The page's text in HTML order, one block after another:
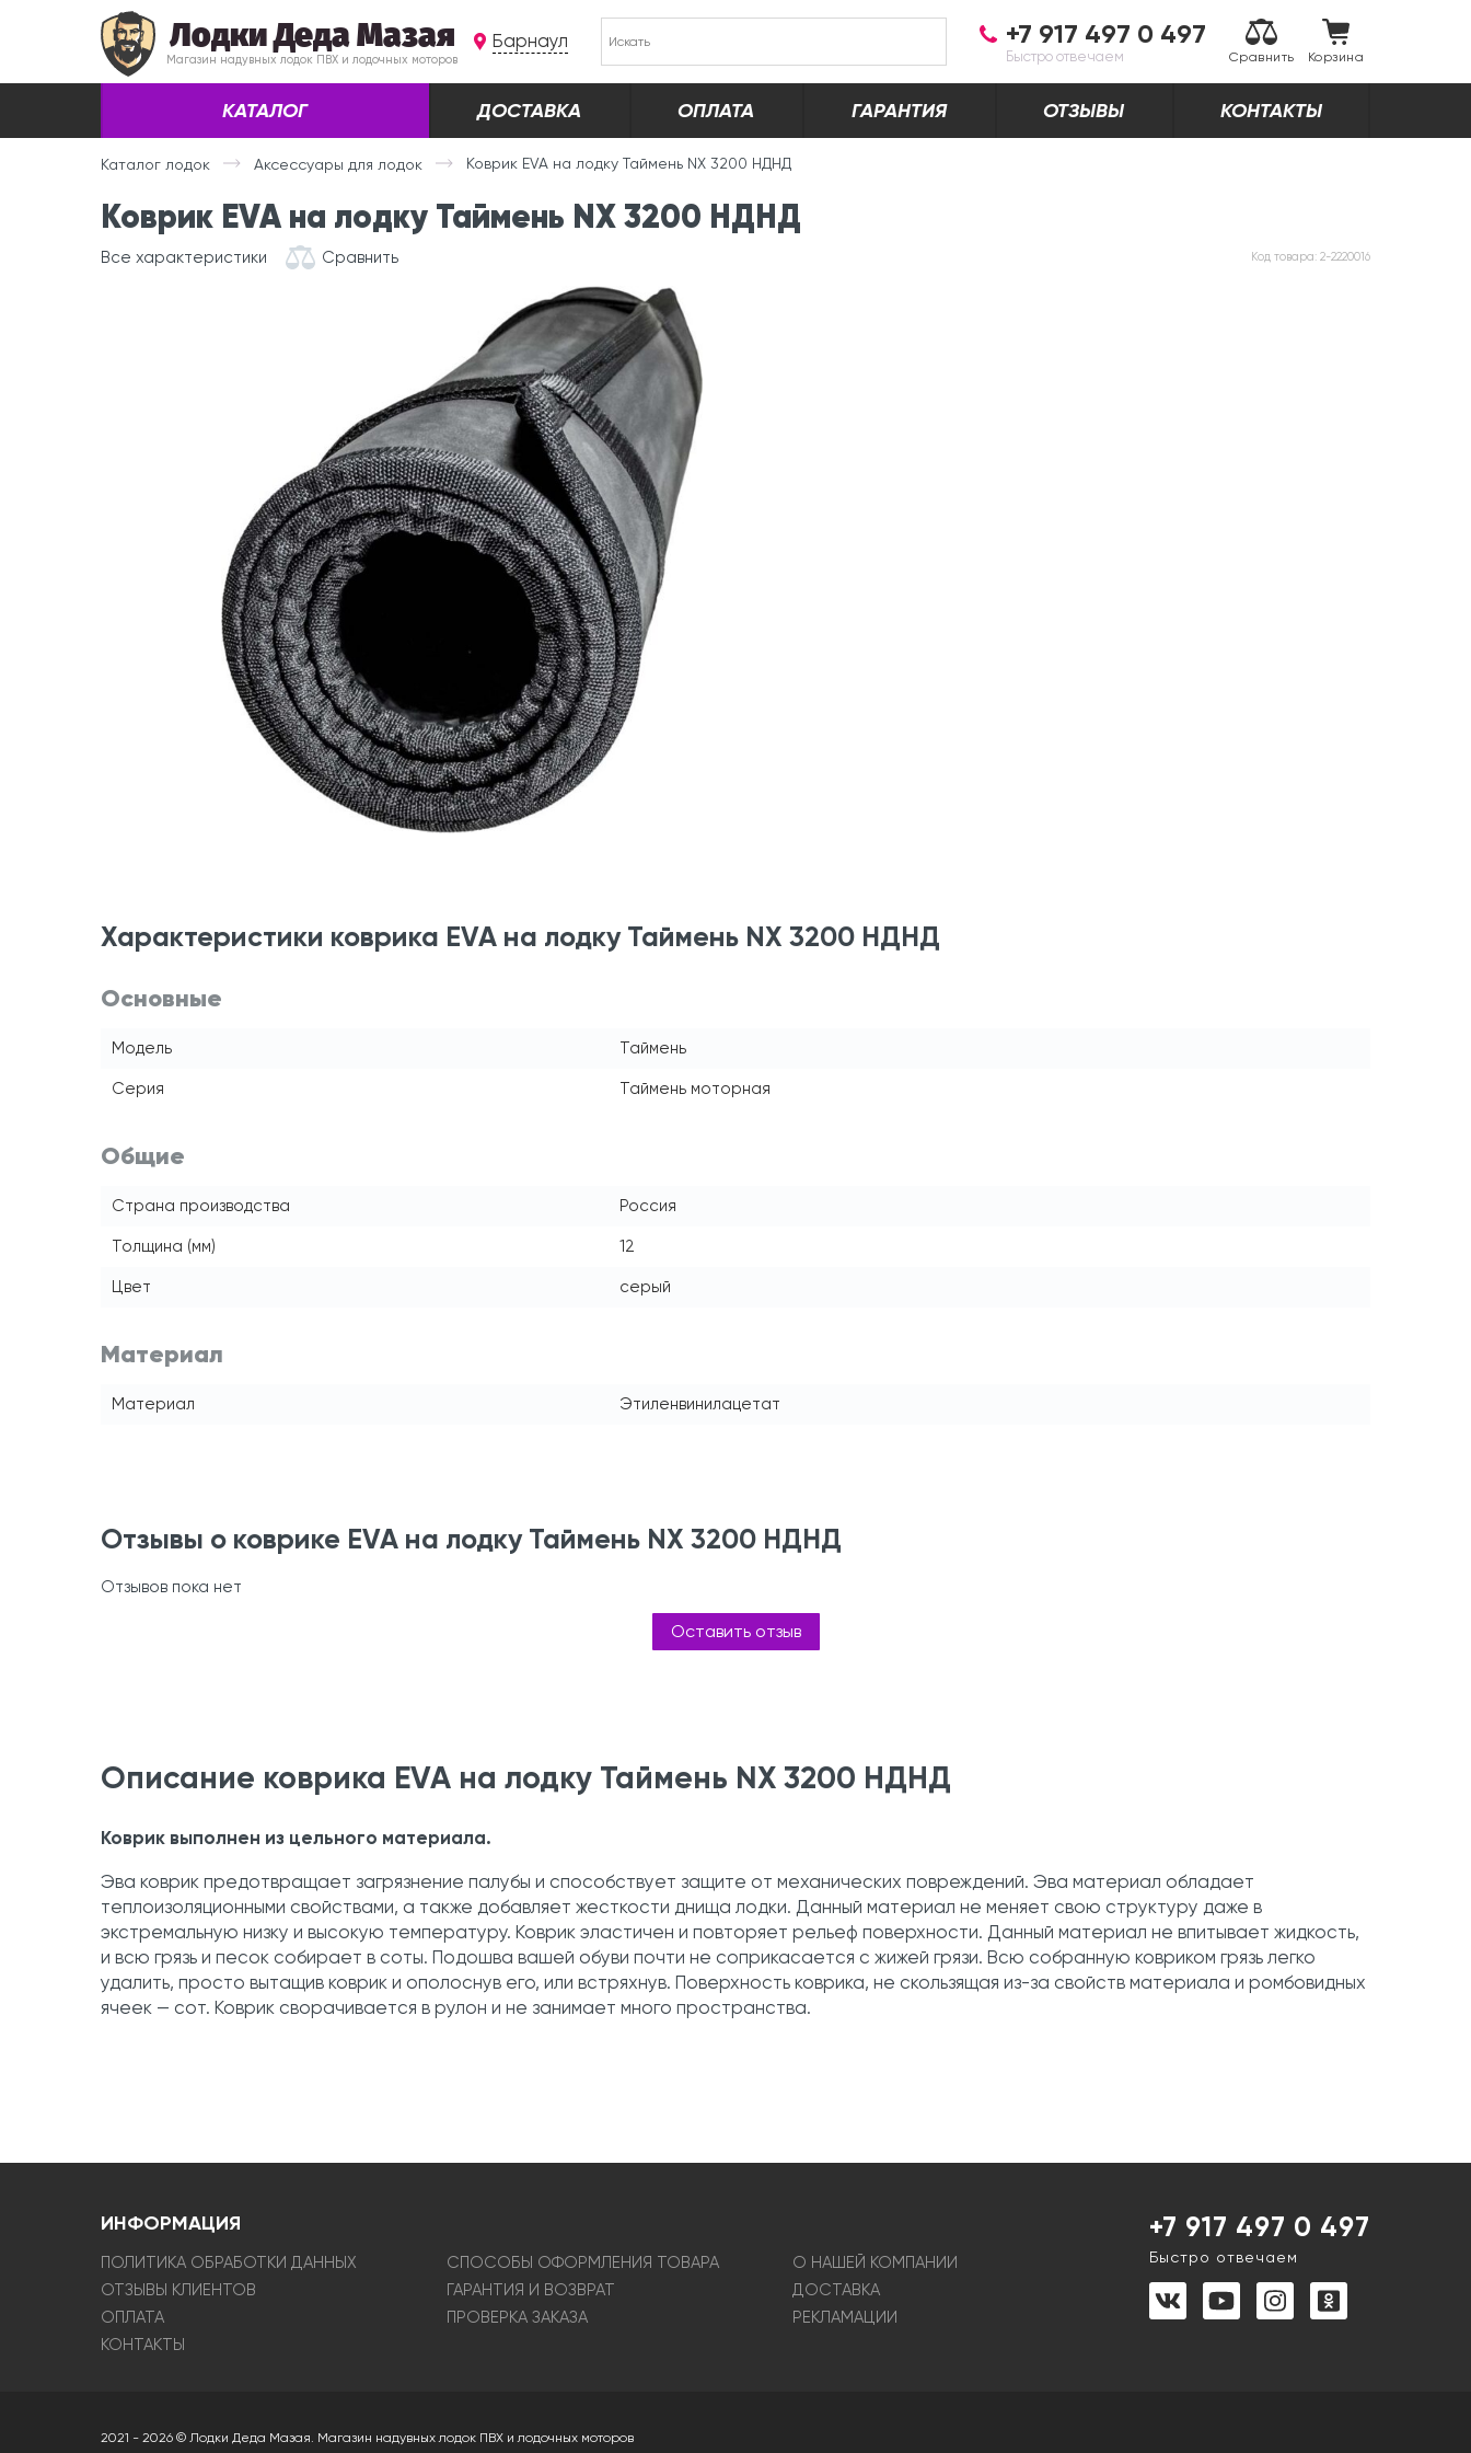
Лодки Деда Мазая
Магазин надувных лодок ПВХ и лодочных моторов
Барнаул +7 917 497 0 497
Быстро отвечаем Сравнить Корзина
КАТАЛОГ ДОСТАВКА ОПЛАТА ГАРАНТИЯ ОТЗЫВЫ КОНТАКТЫ
Каталог лодок Аксессуары для лодок Коврик EVA на лодку Таймень NX 3200 НДНД
Коврик EVA на лодку Таймень NX 3200 НДНД
Все характеристики Сравнить Код товара: 2-2220016
Характеристики коврика EVA на лодку Таймень NX 3200 НДНД
Основные
Модель Таймень
Серия Таймень моторная
Общие
Страна производства Россия
Толщина (мм) 12
Цвет серый
Материал
Материал Этиленвинилацетат
Отзывы о коврике EVA на лодку Таймень NX 3200 НДНД
Отзывов пока нет
Оставить отзыв
Описание коврика EVA на лодку Таймень NX 3200 НДНД
Коврик выполнен из цельного материала.
Эва коврик предотвращает загрязнение палубы и способствует защите от механических повреждений. Эва материал обладает
теплоизоляционными свойствами, а также добавляет жесткости днища лодки. Данный материал не меняет свою структуру даже в
экстремальную низку и высокую температуру. Коврик эластичен и повторяет рельеф поверхности. Данный материал не впитывает жидкость,
и всю грязь и песок собирает в соты. Подошва вашей обуви почти не соприкасается с жижей грязи. Всю собранную ковриком грязь легко
удалить, просто вытащив коврик и ополоснув его, или встряхнув. Поверхность коврика, не скользящая из-за свойств материала и ромбовидных
ячеек — сот. Коврик сворачивается в рулон и не занимает много пространства.
ИНФОРМАЦИЯ
ПОЛИТИКА ОБРАБОТКИ ДАННЫХ СПОСОБЫ ОФОРМЛЕНИЯ ТОВАРА
О НАШЕЙ КОМПАНИИ
ОТЗЫВЫ КЛИЕНТОВ
ГАРАНТИЯ И ВОЗВРАТ
ДОСТАВКА
ОПЛАТА
ПРОВЕРКА ЗАКАЗА
РЕКЛАМАЦИИ
КОНТАКТЫ
+7 917 497 0 497
Быстро отвечаем
2021 - 2026 © Лодки Деда Мазая. Магазин надувных лодок ПВХ и лодочных моторов